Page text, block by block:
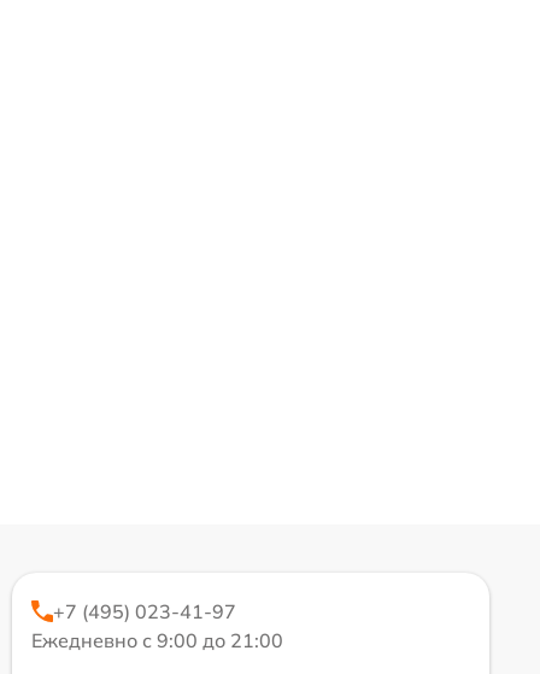
+7 (495) 023-41-97
Ежедневно с 9:00 до 21:00